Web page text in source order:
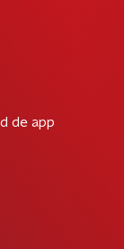
de app